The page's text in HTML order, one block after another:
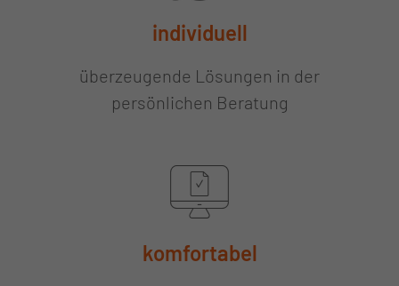
individuell
überzeugende Lösungen in der
persönlichen Beratung
komfortabel